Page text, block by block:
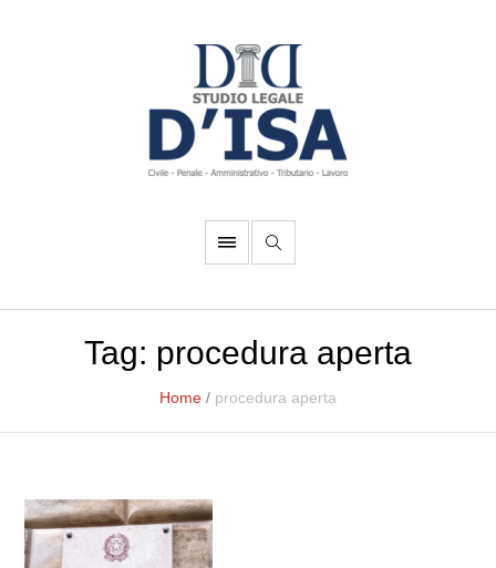
Tag: procedura aperta
Home / procedura aperta